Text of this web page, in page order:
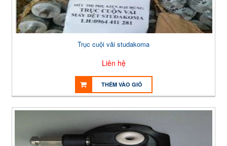
Trục cuội vải studakoma
Liên hệ
THÊM VÀO GIỎ